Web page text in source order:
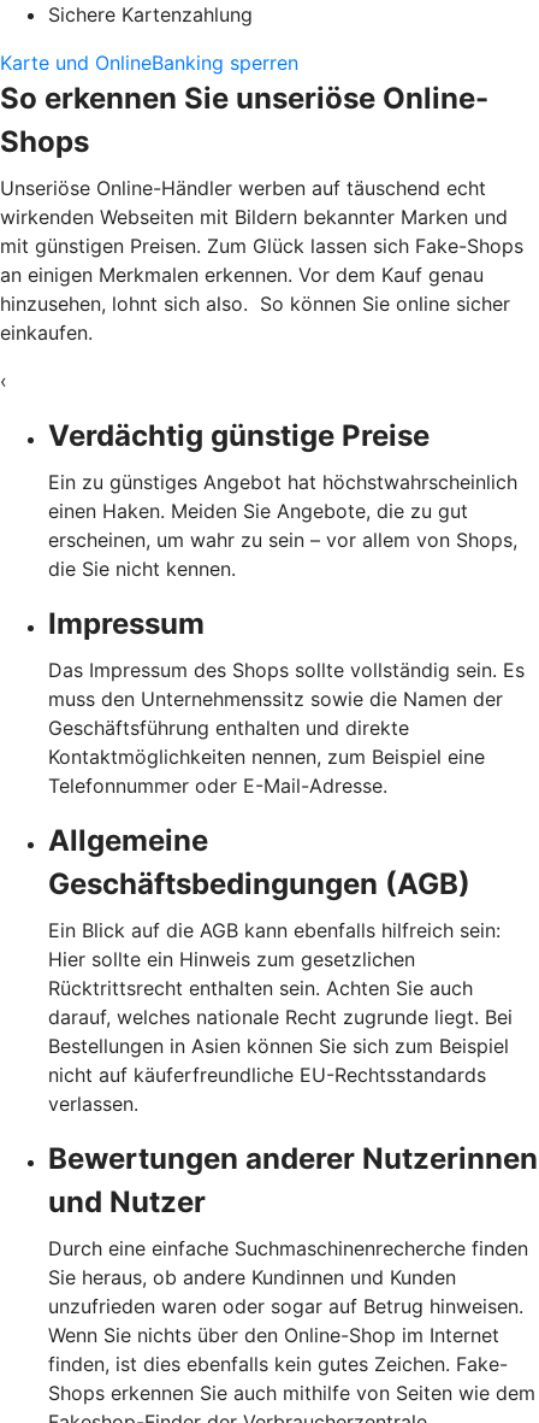
Sichere Kartenzahlung
Karte und OnlineBanking sperren
So erkennen Sie unseriöse Online-
Shops
Unseriöse Online-Händler werben auf täuschend echt
wirkenden Webseiten mit Bildern bekannter Marken und
mit günstigen Preisen. Zum Glück lassen sich Fake-Shops
an einigen Merkmalen erkennen. Vor dem Kauf genau
hinzusehen, lohnt sich also. So können Sie online sicher
einkaufen.
‹
Verdächtig günstige Preise
Ein zu günstiges Angebot hat höchstwahrscheinlich
einen Haken. Meiden Sie Angebote, die zu gut
erscheinen, um wahr zu sein – vor allem von Shops,
die Sie nicht kennen.
Impressum
Das Impressum des Shops sollte vollständig sein. Es
muss den Unternehmenssitz sowie die Namen der
Geschäftsführung enthalten und direkte
Kontaktmöglichkeiten nennen, zum Beispiel eine
Telefonnummer oder E-Mail-Adresse.
Allgemeine
Geschäftsbedingungen (AGB)
Ein Blick auf die AGB kann ebenfalls hilfreich sein:
Hier sollte ein Hinweis zum gesetzlichen
Rücktrittsrecht enthalten sein. Achten Sie auch
darauf, welches nationale Recht zugrunde liegt. Bei
Bestellungen in Asien können Sie sich zum Beispiel
nicht auf käuferfreundliche EU-Rechtsstandards
verlassen.
Bewertungen anderer Nutzerinnen
und Nutzer
Durch eine einfache Suchmaschinenrecherche finden
Sie heraus, ob andere Kundinnen und Kunden
unzufrieden waren oder sogar auf Betrug hinweisen.
Wenn Sie nichts über den Online-Shop im Internet
finden, ist dies ebenfalls kein gutes Zeichen. Fake-
Shops erkennen Sie auch mithilfe von Seiten wie dem